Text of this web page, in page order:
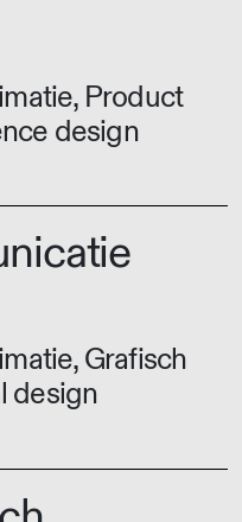
Product
design
Grafisch
design